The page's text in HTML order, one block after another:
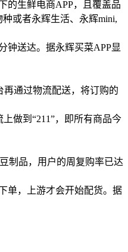
的生鲜电商APP，且覆盖品
或者永辉生活、永辉mini,
钟送达。据永辉买菜APP显
通过物流配送，将订购的
做到“211”，即所有商品今
制品，用户的周复购率已达
单，上游才会开始配货。据